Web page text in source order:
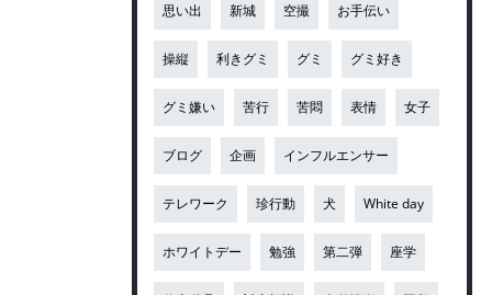
思い出 新城 空撮 お手伝い
操縦 利きグミ グミ グミ好き
グミ嫌い 苦行 苦悶 表情 女子
ブログ 企画 インフルエンサー
テレワーク 珍行動 犬 White day
ホワイトデー 勉強 第二弾 座学